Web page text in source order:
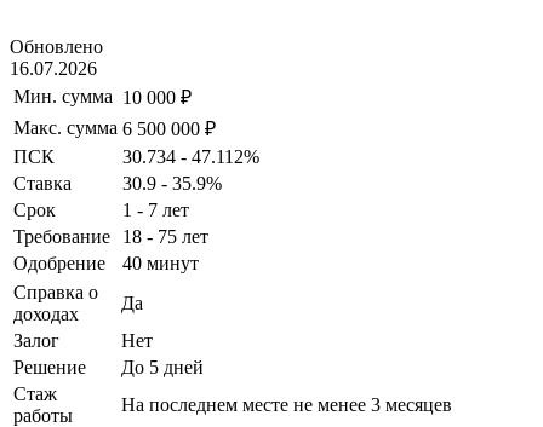
Обновлено
16.07.2026
Мин. сумма 10 000 ₽
Макс. сумма 6 500 000 ₽
ПСК
30.734 - 47.112%
Ставка
30.9 - 35.9%
Срок
1 - 7 лет
Требование
18 - 75 лет
Одобрение
40 минут
Справка о
доходах
Да
Залог
Нет
Решение
До 5 дней
Стаж
работы
На последнем месте не менее 3 месяцев